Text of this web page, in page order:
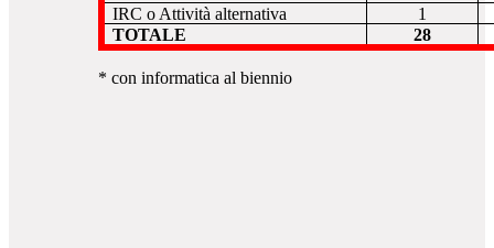
IRC o Attività alternativa
1
TOTALE
28
* con informatica al biennio